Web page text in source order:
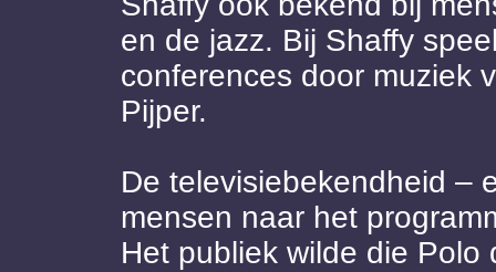
en de jazz. Bij Shaffy
conferences door muziek
Pijper.
De televisiebekendheid –
mensen naar het
Het publiek wilde die